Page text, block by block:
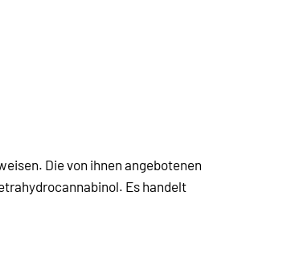
Die von ihnen angebotenen
Es handelt